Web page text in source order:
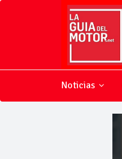
Noticias